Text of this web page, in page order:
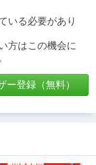
いる必要があり
方はこの機会に
ー登録（無料）